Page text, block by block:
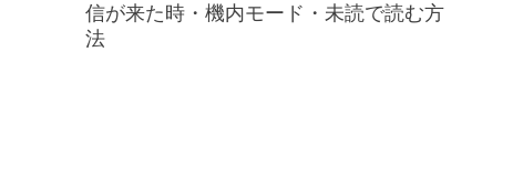
信が来た時・機内モード・未読で読む方
法